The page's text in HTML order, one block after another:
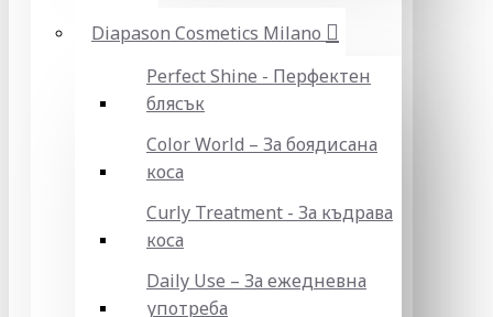
Diapason Cosmetics Milano
Perfect Shine - Перфектен
блясък
Color World – За боядисана
коса
Curly Treatment - За къдрава
коса
Daily Use – За ежедневна
употреба